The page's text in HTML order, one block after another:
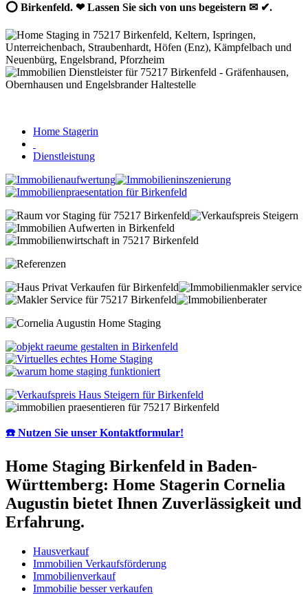
⭕ Birkenfeld. ❤ Lassen Sie sich von uns begeistern ✉ ✔.
Home Stagerin
Dienstleistung
☎️ Nutzen Sie unser Kontaktformular!
Home Staging Birkenfeld in Baden-
Württemberg: Home Stagerin Cornelia
Augustin bietet Ihnen Zuverlässigkeit und
Erfahrung.
Hausverkauf
Immobilien Verkaufsförderung
Immobilienverkauf
Immobilie besser verkaufen